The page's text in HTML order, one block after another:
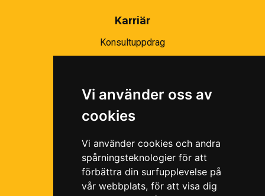
Vi använder oss av
cookies
Vi använder cookies och andra
spårningsteknologier för att
förbättra din surfupplevelse på
vår webbplats, för att visa dig
Karriär
Konsultuppdrag
Ramavtal